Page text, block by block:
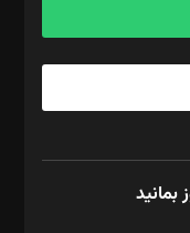
بمانید